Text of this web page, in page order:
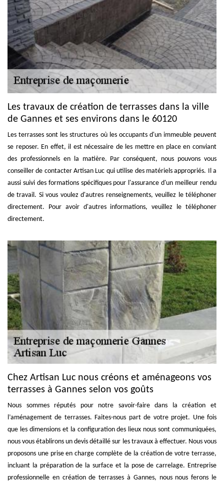
Les travaux de création de terrasses dans la ville
de Gannes et ses environs dans le 60120
Les terrasses sont les structures où les occupants d'un immeuble peuvent
se reposer. En effet, il est nécessaire de les mettre en place en conviant
des professionnels en la matière. Par conséquent, nous pouvons vous
conseiller de contacter Artisan Luc qui utilise des matériels appropriés. Il a
aussi suivi des formations spécifiques pour l'assurance d'un meilleur rendu
de travail. Si vous voulez d'autres renseignements, veuillez le téléphoner
directement. Pour avoir d'autres informations, veuillez le téléphoner
directement.
Chez Artisan Luc nous créons et aménageons vos
terrasses à Gannes selon vos goûts
Nous sommes réputés pour notre savoir-faire dans la création et
l’aménagement de terrasses. Faites-nous part de votre projet. Une fois
que les dimensions et la configuration des lieux nous sont communiquées,
nous vous établirons un devis détaillé sur les travaux à effectuer. Nous vous
proposons une prise en charge complète de la création de votre terrasse,
incluant la préparation de la surface et la pose de carrelage. Entreprise
professionnelle en création de terrasses à Gannes, nous nous ferons le